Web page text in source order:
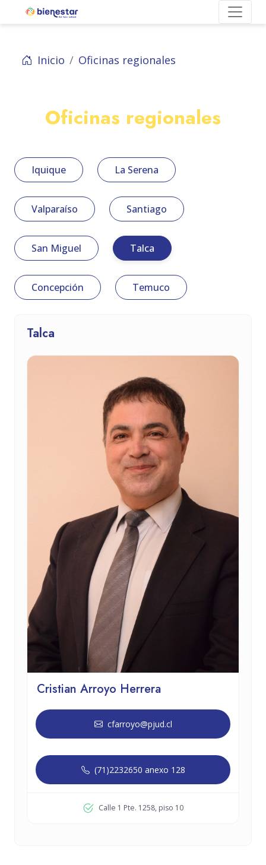
Inicio Oficinas regionales
Oficinas regionales
Iquique La Serena
Valparaíso Santiago
San Miguel Talca
Concepción Temuco
Talca
Cristian Arroyo Herrera
cfarroyo@pjud.cl
(71)2232650 anexo 128
Calle 1 Pte. 1258, piso 10